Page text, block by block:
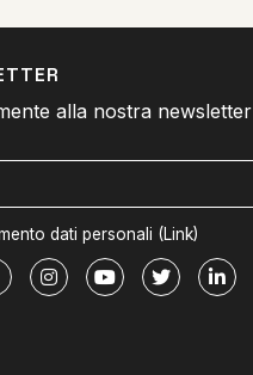
alla nostra newsletter
dati personali (Link)